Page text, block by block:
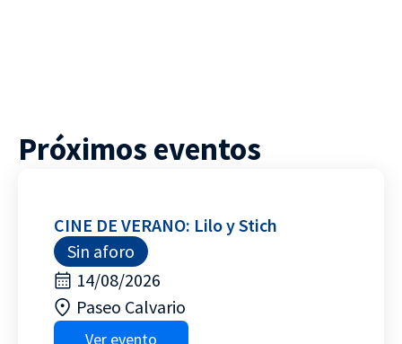
Próximos eventos
CINE DE VERANO: Lilo y Stich
Sin aforo
14/08/2026
Paseo Calvario
Ver evento